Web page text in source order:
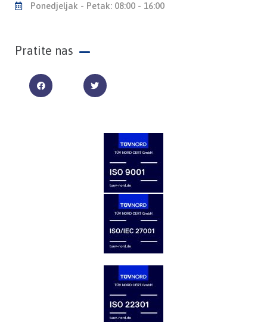
Ponedjeljak - Petak: 08:00 - 16:00
Pratite nas